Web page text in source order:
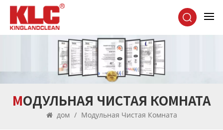
МОДУЛЬНАЯ ЧИСТАЯ КОМНАТА
дом / Модульная Чистая Комната